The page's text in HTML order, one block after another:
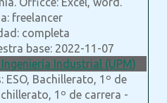
freelancer
completa
base: 2022-11-07
Industrial (UPM)
Bachillerato, 1º de
1º de carrera -